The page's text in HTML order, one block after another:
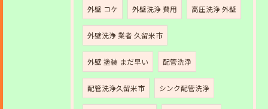
外壁 コケ 外壁洗浄 費用 高圧洗浄 外壁
外壁洗浄 業者 久留米市
外壁 塗装 まだ早い 配管洗浄
配管洗浄久留米市 シンク配管洗浄